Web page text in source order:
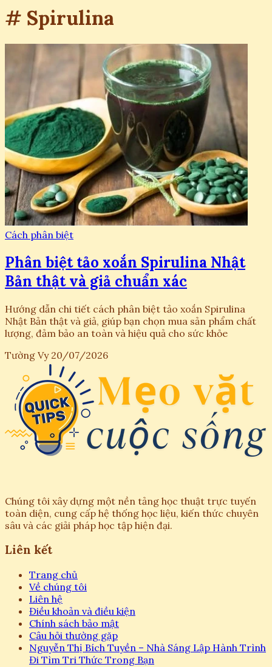
# Spirulina
Cách phân biệt
Phân biệt tảo xoắn Spirulina Nhật
Bản thật và giả chuẩn xác
Hướng dẫn chi tiết cách phân biệt tảo xoắn Spirulina
Nhật Bản thật và giả, giúp bạn chọn mua sản phẩm chất
lượng, đảm bảo an toàn và hiệu quả cho sức khỏe
Tường Vy 20/07/2026
Chúng tôi xây dựng một nền tảng học thuật trực tuyến
toàn diện, cung cấp hệ thống học liệu, kiến thức chuyên
sâu và các giải pháp học tập hiện đại.
Liên kết
Trang chủ
Về chúng tôi
Liên hệ
Điều khoản và điều kiện
Chính sách bảo mật
Câu hỏi thường gặp
Nguyễn Thị Bích Tuyền – Nhà Sáng Lập Hành Trình
Đi Tìm Tri Thức Trong Bạn